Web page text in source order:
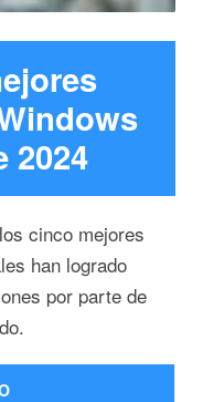
2024
cinco mejores
han logrado
por parte de